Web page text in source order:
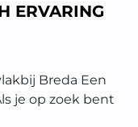
ERVARING
Breda Een
je op zoek bent